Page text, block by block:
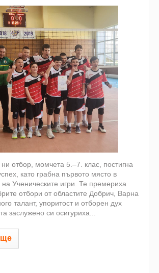
отбор, момчета 5.–7. клас, постигна
като грабна първото място в
Ученическите игри. Те премериха
отбори от областите Добрич, Варна
талант, упоритост и отборен дух
заслужено си осигуриха...